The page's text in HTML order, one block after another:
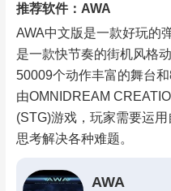
推荐软件：AWA
AWA中文版是一款好玩的
是一款快节奏的街机风格
50009个动作丰富的舞台
由OMNIDREAM
(STG)游戏，玩家需要运
思考解决各种难题。
AWA